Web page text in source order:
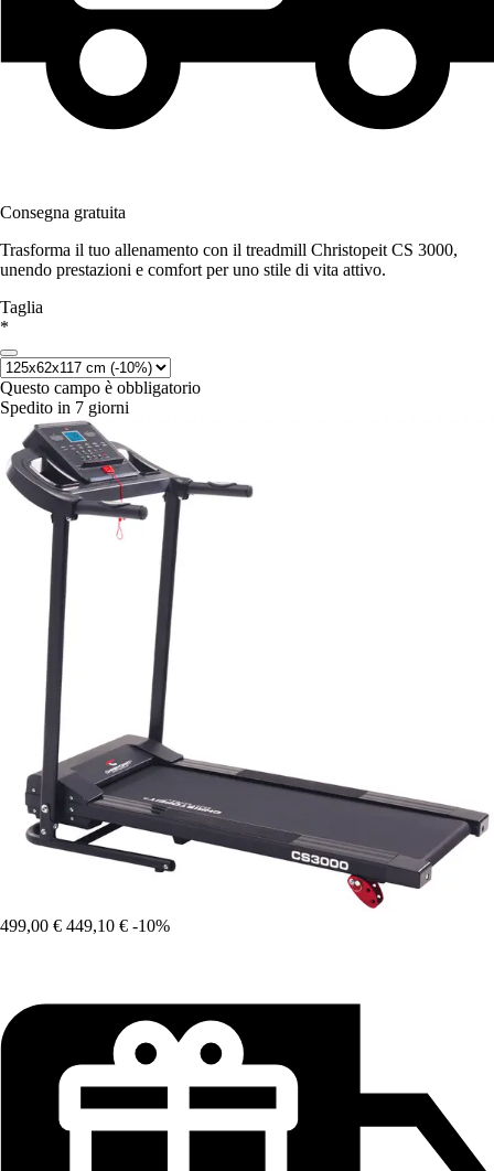
Consegna gratuita
Trasforma il tuo allenamento con il treadmill Christopeit CS 3000,
unendo prestazioni e comfort per uno stile di vita attivo.
Taglia
*
Questo campo è obbligatorio
Spedito in 7 giorni
499,00 € 449,10 € -10%